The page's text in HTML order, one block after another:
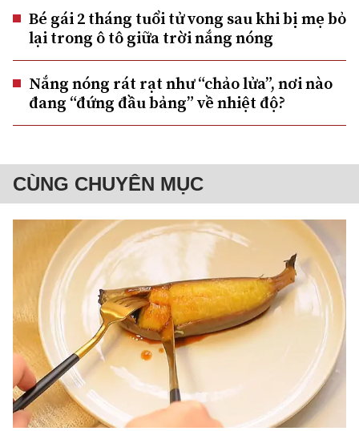
Bé gái 2 tháng tuổi tử vong sau khi bị mẹ bỏ
lại trong ô tô giữa trời nắng nóng
Nắng nóng rát rạt như “chảo lửa”, nơi nào
đang “đứng đầu bảng” về nhiệt độ?
CÙNG CHUYÊN MỤC